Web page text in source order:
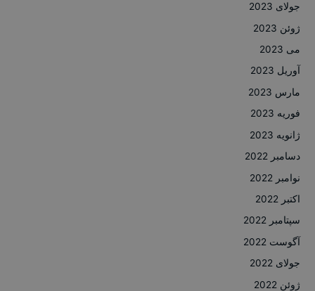
جولای 2023
ژوئن 2023
می 2023
آوریل 2023
مارس 2023
فوریه 2023
ژانویه 2023
دسامبر 2022
نوامبر 2022
اکتبر 2022
سپتامبر 2022
آگوست 2022
جولای 2022
ژوئن 2022